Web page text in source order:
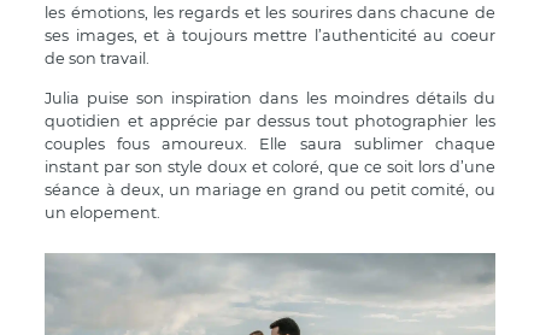
les émotions, les regards et les sourires dans chacune de
ses images, et à toujours mettre l’authenticité au coeur
de son travail.
Julia puise son inspiration dans les moindres détails du
quotidien et apprécie par dessus tout photographier les
couples fous amoureux. Elle saura sublimer chaque
instant par son style doux et coloré, que ce soit lors d’une
séance à deux, un mariage en grand ou petit comité, ou
un elopement.